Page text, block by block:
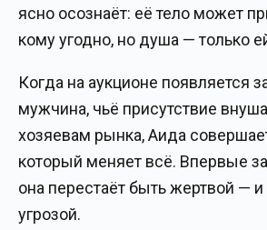
ясно осознаёт: её тело может
кому угодно, но душа — только
Когда на аукционе появляется
мужчина, чьё присутствие
хозяевам рынка, Аида
который меняет всё. Впервые
она перестаёт быть жертвой — и
угрозой.